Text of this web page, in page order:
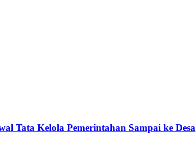
Tata Kelola Pemerintahan Sampai ke Desa